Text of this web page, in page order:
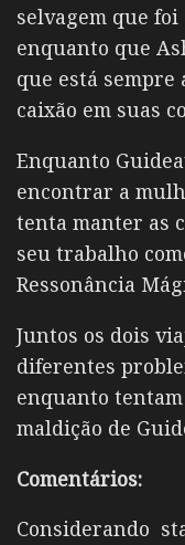
selvagem que
enquanto que
que está sempre
caixão em suas
Enquanto
encontrar a
tenta manter as
seu trabalho
Ressonância
Juntos os dois
diferentes
enquanto
maldição de
Comentários:
Considerando